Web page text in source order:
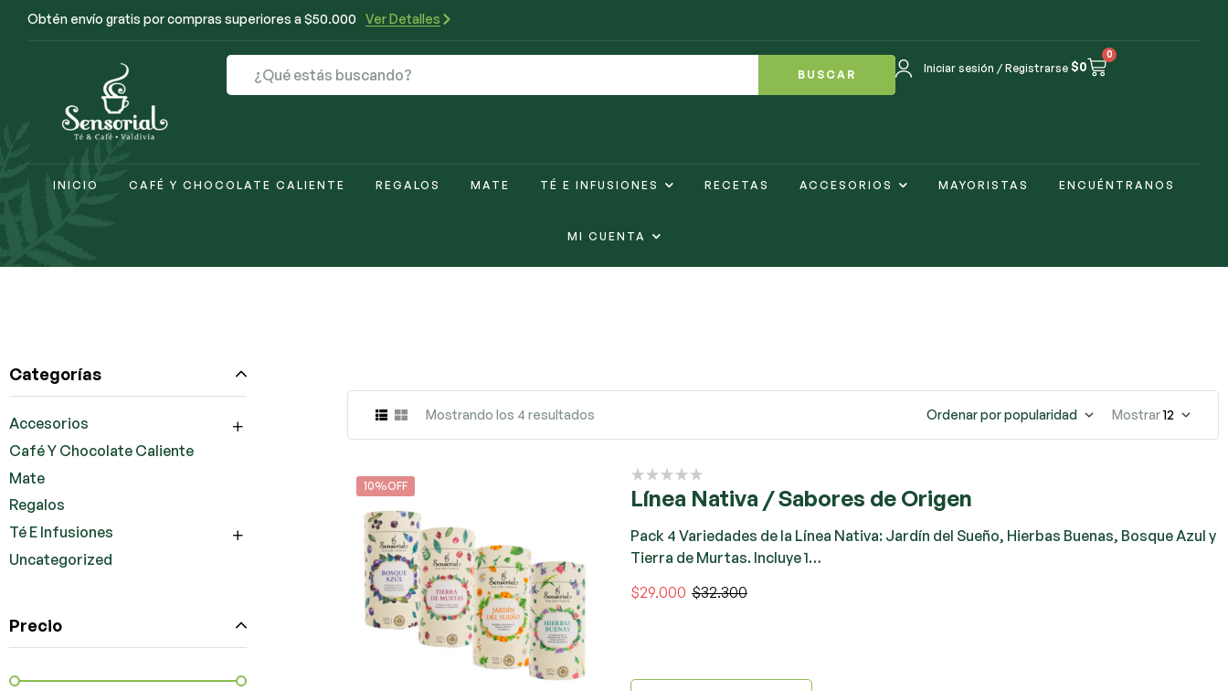
Obtén envío gratis por compras superiores a $50.000 Ver Detalles
BUSCAR Iniciar sesión / Registrarse $0
0
INICIO CAFÉ Y CHOCOLATE CALIENTE REGALOS MATE TÉ E INFUSIONES RECETAS ACCESORIOS MAYORISTAS ENCUÉNTRANOS
MI CUENTA
Mostrando los 4 resultados Ordenar por popularidad Mostrar12
10%OFF Línea Nativa / Sabores de Origen
Pack 4 Variedades de la Línea Nativa: Jardín del Sueño, Hierbas Buenas, Bosque Azul y
Tierra de Murtas. Incluye 1…
$32.300
$29.000
Categorías
Accesorios
Café Y Chocolate Caliente
Mate
Regalos
Té E Infusiones
Uncategorized
Precio